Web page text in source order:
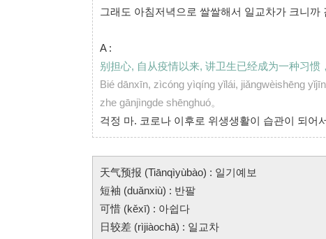
그래도 아침저녁으로 쌀쌀해서 일교차가 크니까
A :
别担心, 自从疫情以来, 讲卫生已经成为一种习惯
Bié dānxīn, zìcóng yìqíng yǐlái, jiǎngwèishēng
zhe gānjìngde shēnghuó。
걱정 마. 코로나 이후로 위생생활이 습관이 되어
天气预报 (Tiānqìyùbào) : 일기예보
短袖 (duǎnxiù) : 반팔
可惜 (kěxī) : 아쉽다
日较差 (rìjiàochā) : 일교차